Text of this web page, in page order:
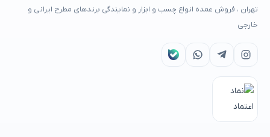
تهران ، فروش عمده انواع چسب و ابزار و نمایندگی برندهای مطرح ایرانی و
خارجی